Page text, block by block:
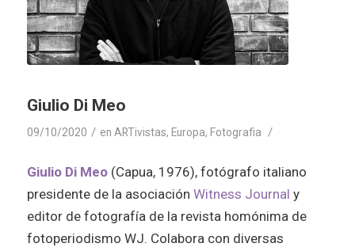
Giulio Di Meo
09/10/2020 / en ARTivistas, Europa, Fotografia /
Giulio Di Meo(Capua, 1976), fotógrafo italiano
presidente de la asociación Witness Journal y
editor de fotografía de la revista homónima de
fotoperiodismo WJ. Colabora con diversas